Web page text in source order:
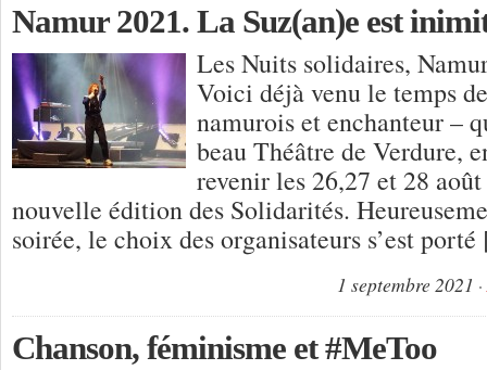
Namur 2021. La Suz(an)e est
Les Nuits solidaires,
Voici déjà venu le temps
namurois et enchanteur –
beau Théâtre de Verdure,
revenir les 26,27 et 28
nouvelle édition des Solidarités.
soirée, le choix des organisateurs s’est
1 septembre 2021
Chanson, féminisme et #MeToo